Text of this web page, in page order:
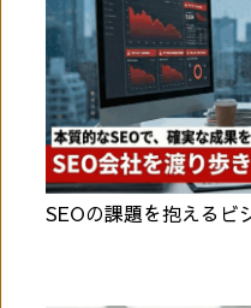
SEOの課題を抱えるビ